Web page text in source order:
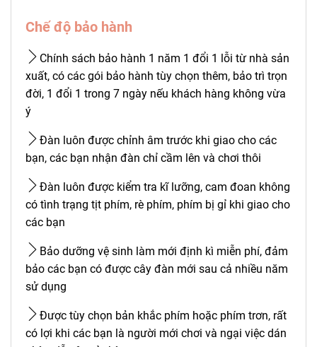
Chế độ bảo hành
Chính sách bảo hành 1 năm 1 đổi 1 lỗi từ nhà sản
xuất, có các gói bảo hành tùy chọn thêm, bảo trì trọn
đời, 1 đổi 1 trong 7 ngày nếu khách hàng không vừa
ý
Đàn luôn được chỉnh âm trước khi giao cho các
bạn, các bạn nhận đàn chỉ cầm lên và chơi thôi
Đàn luôn được kiểm tra kĩ lưỡng, cam đoan không
có tình trạng tịt phím, rè phím, phím bị gỉ khi giao cho
các bạn
Bảo dưỡng vệ sinh làm mới định kì miễn phí, đảm
bảo các bạn có được cây đàn mới sau cả nhiều năm
sử dụng
Được tùy chọn bản khắc phím hoặc phím trơn, rất
có lợi khi các bạn là người mới chơi và ngại việc dán